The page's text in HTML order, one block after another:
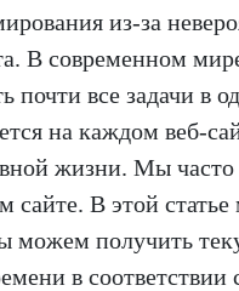
из-за
В современном
почти все задачи в
на каждом веб-
жизни. Мы часто
сайте. В этой
можем получить
в